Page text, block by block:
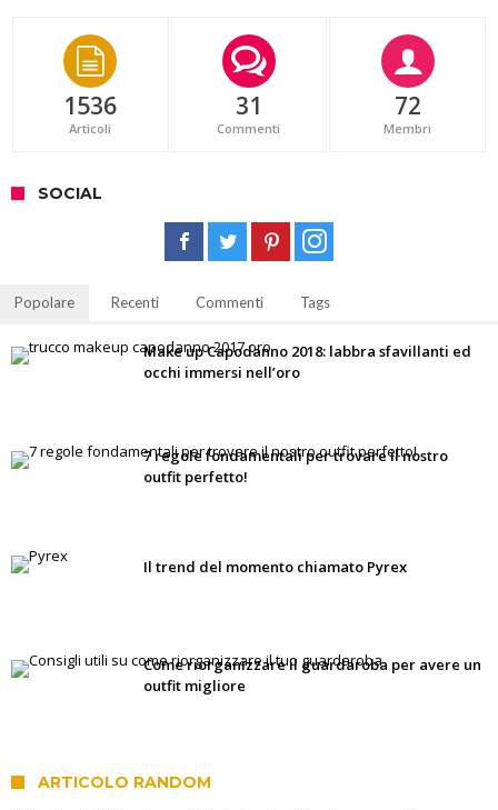
1536
Articoli
31
Commenti
72
Membri
SOCIAL
Popolare Recenti Commenti Tags
Make up Capodanno 2018: labbra sfavillanti ed
occhi immersi nell’oro
7 regole fondamentali per trovare il nostro
outfit perfetto!
Il trend del momento chiamato Pyrex
Come riorganizzare il guardaroba per avere un
outfit migliore
ARTICOLO RANDOM